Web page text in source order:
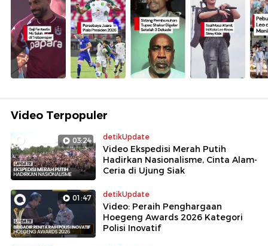
Video Terpopuler
03:24 detikUpdate
Video Ekspedisi Merah Putih
Hadirkan Nasionalisme, Cinta Alam-
Ceria di Ujung Siak
01:47 detikUpdate
Video: Peraih Penghargaan
Hoegeng Awards 2026 Kategori
Polisi Inovatif